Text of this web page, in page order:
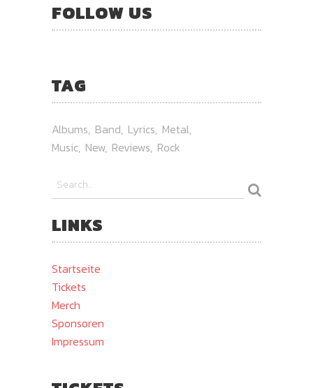
FOLLOW US
TAG
Albums Band Lyrics Metal
Music New Reviews Rock
LINKS
Startseite
Tickets
Merch
Sponsoren
Impressum